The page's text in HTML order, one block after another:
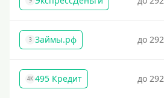
З Займы.рф до
4К 495 Кредит до